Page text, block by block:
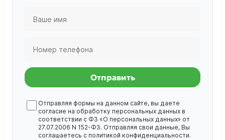
Отправить
Отправляя формы на данном сайте, вы даете
согласие на обработку персональных данных в
соответствии с ФЗ «О персональных данных» от
27.07.2006 N 152-ФЗ. Отправляя свои данные, Вы
соглашаетесь с политикой конфиденциальности.